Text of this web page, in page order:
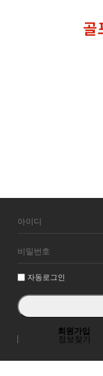
원
그
자동로그인
회원가입
정보찾기